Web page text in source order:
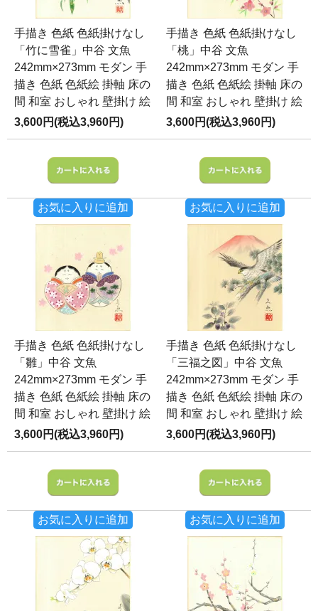
手描き 色紙 色紙掛けなし
「竹に雪雀」中谷 文魚
242mm×273mm モダン 手
描き 色紙 色紙絵 掛軸 床の
間 和室 おしゃれ 壁掛け 絵
3,600円(税込3,960円)
お気に入りに追加
手描き 色紙 色紙掛けなし
「桃」中谷 文魚
242mm×273mm モダン 手
描き 色紙 色紙絵 掛軸 床の
間 和室 おしゃれ 壁掛け 絵
3,600円(税込3,960円)
お気に入りに追加
手描き 色紙 色紙掛けなし
「雛」中谷 文魚
242mm×273mm モダン 手
描き 色紙 色紙絵 掛軸 床の
間 和室 おしゃれ 壁掛け 絵
3,600円(税込3,960円)
お気に入りに追加
手描き 色紙 色紙掛けなし
「三福之図」中谷 文魚
242mm×273mm モダン 手
描き 色紙 色紙絵 掛軸 床の
間 和室 おしゃれ 壁掛け 絵
3,600円(税込3,960円)
お気に入りに追加